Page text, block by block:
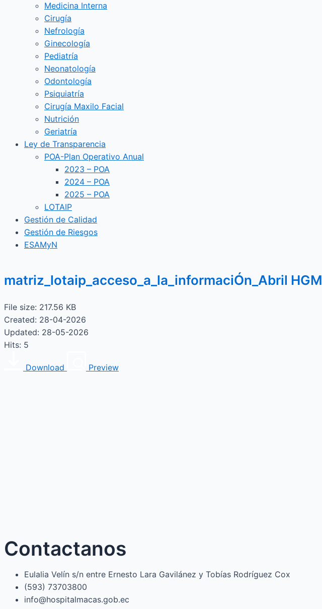
Medicina Interna
Cirugía
Nefrología
Ginecología
Pediatría
Neonatología
Odontología
Psiquiatría
Cirugía Maxilo Facial
Nutrición
Geriatría
Ley de Transparencia
POA-Plan Operativo Anual
2023 – POA
2024 – POA
2025 – POA
LOTAIP
Gestión de Calidad
Gestión de Riesgos
ESAMyN
matriz_lotaip_acceso_a_la_informaciÓn_Abril HGM
File size: 217.56 KB
Created: 28-04-2026
Updated: 28-05-2026
Hits: 5
Download Preview
Contactanos
Eulalia Velín s/n entre Ernesto Lara Gavilánez y Tobías Rodríguez Cox
(593) 73703800​
info@hospitalmacas.gob.ec